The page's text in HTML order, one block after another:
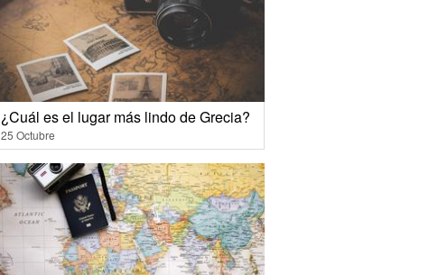
¿Cuál es el lugar más lindo de Grecia?
25 Octubre